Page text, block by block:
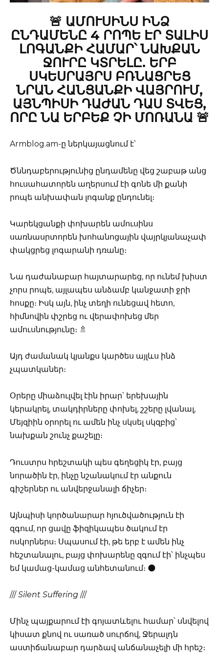
🚨 ԱՄՈՒՍԻՆՍ ԻՆՁ
ԸՆԴԱՄԵՆԸ 4 ՐՈՊԵ ԷՐ ՏԱԼԻՍ
ԼՈԳԱՆՔԻ ՀԱՄԱՐ՝ ՆԱԽՔԱՆ
ՋՈՒՐԸ ԿՏՐԵԼԸ. ԵՐԲ
ՍԿԵՍՐԱՅՐՍ ԲՌՆԱՑՐԵՑ
ՆՐԱՆ ՀԱՆՑԱՆՔԻ ՎԱՅՐՈՒՄ,
ԱՅՆՊԻՍԻ ԴԱԺԱՆ ԴԱՍ ՏՎԵՑ,
ՈՐԸ ՆԱ ԵՐԲԵՔ ՉԻ ՄՈՌԱՆԱ 🚨
Armblog.am-ը ներկայացնում է՝
Ծննդաբերությունից ընդամենը վեց շաբաթ անց
հուսահատորեն աղերսում էի գոնե մի քանի
րոպե անխափան լոգանք ընդունել։
Կարեկցանքի փոխարեն ամուսինս
սառնասրտորեն խոհանոցային վայրկյանաչափ
փակցրեց լոգարանի դռանը։
Նա դաժանաբար հայտարարեց, որ ունեմ խիստ
չորս րոպե, այլապես անձամբ կանջատի ջրի
հոսքը։ Իսկ այն, ինչ տեղի ունեցավ հետո,
հիմնովին փշրեց ու վերափոխեց մեր
ամուսնությունը։ 🚿
Այդ ժամանակ կյանքս կարծես այլևս ինձ
չպատկաներ։
Օրերը միաձուլվել էին իրար՝ երեխային
կերակրել, տակդիրները փոխել, շշերը լվանալ,
Մեյզիին օրորել ու ամեն ինչ սկսել սկզբից՝
նախքան շունչ քաշելը։
Դուստրս հրեշտակի պես գեղեցիկ էր, բայց
նորածին էր, ինչը նշանակում էր անքուն
գիշերներ ու անվերջանալի ճիչեր։
Այնպիսի կործանարար հյուծվածություն էի
զգում, որ ցավը ֆիզիկապես ծակում էր
ոսկորներս։ Սպասում էի, թե երբ է ամեն ինչ
հեշտանալու, բայց փոխարենը զգում էի՝ ինչպես
եմ կամաց-կամաց անհետանում։ 🌑
///Silent Suffering ///
Մինչ պայքարում էի գոյատևելու համար՝ սնվելով
կիսատ քնով ու սառած սուրճով, Ջերալդն
աստիճանաբար դարձավ անճանաչելի մի հրեշ։